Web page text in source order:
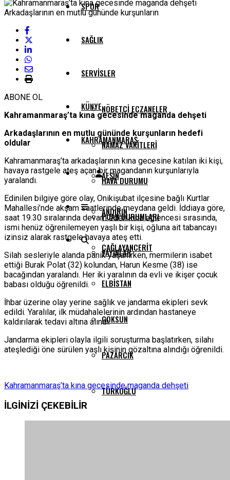
SPOR
SAĞLIK
SERVISLER
NÖBETÇI ECZANELER
NAMAZ VAKITLERI
HAVA DURUMU
PUAN DURUMLARI
YAYINLAR
KÜNYE
KAHRAMANMARAŞ
AFŞIN
ANDIRIN
ÇAĞLAYANCERIT
ELBISTAN
GÖKSUN
PAZARCIK
TÜRKOĞLU
ABONE OL
Kahramanmaraş’ta kına gecesinde maganda dehşeti
Arkadaşlarının en mutlu gününde kurşunların hedefi
oldular
Kahramanmaraş’ta arkadaşlarının kına gecesine katılan iki kişi,
havaya rastgele ateş açan bir magandanın kurşunlarıyla
yaralandı.
Edinilen bilgiye göre olay, Onikişubat ilçesine bağlı Kurtlar
Mahallesi’nde akşam saatlerinde meydana geldi. İddiaya göre,
saat 19.30 sıralarında devam eden kına eğlencesi sırasında,
ismi henüz öğrenilemeyen yaşlı bir kişi, oğluna ait tabancayı
izinsiz alarak rastgele havaya ateş etti.
Silah sesleriyle alanda panik yaşanırken, mermilerin isabet
ettiği Burak Polat (32) kolundan, Harun Kesme (38) ise
bacağından yaralandı. Her iki yaralının da evli ve ikişer çocuk
babası olduğu öğrenildi.
İhbar üzerine olay yerine sağlık ve jandarma ekipleri sevk
edildi. Yaralılar, ilk müdahalelerinin ardından hastaneye
kaldırılarak tedavi altına alındı.
Jandarma ekipleri olayla ilgili soruşturma başlatırken, silahı
ateşlediği öne sürülen yaşlı kişinin gözaltına alındığı öğrenildi.
Kahramanmaraş’ta kına gecesinde maganda dehşeti
İLGİNİZİ ÇEKEBİLİR